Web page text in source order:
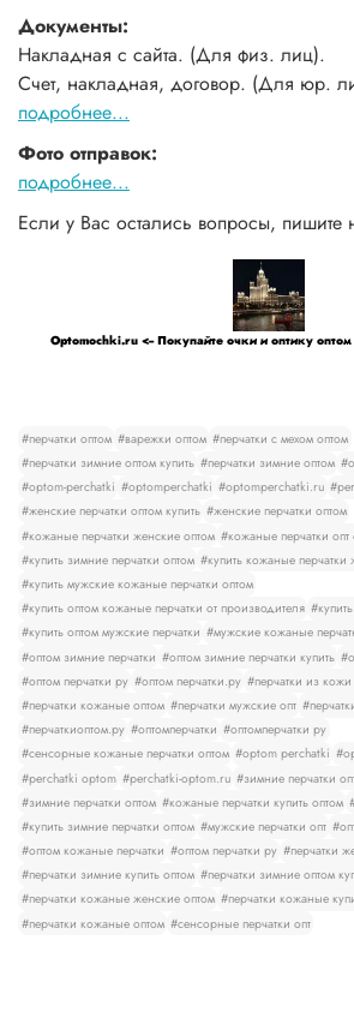
Документы:
Накладная с сайта. (Для физ. лиц).
Счет, накладная, договор. (Для юр.
подробнее...
Фото отправок:
подробнее...
Если у Вас остались вопросы, пишите
Optomochki.ru <-- Покупайте очки и оптику
#перчатки оптом #варежки оптом #перчатки с мехом оптом
#перчатки зимние оптом купить #перчатки зимние оптом
#optom-perchatki #optomperchatki #optomperchatki.ru
#женские перчатки оптом купить #женские перчатки оптом
#кожаные перчатки женские оптом #кожаные перчатки опт
#купить зимние перчатки оптом #купить кожаные перчатки
#купить мужские кожаные перчатки оптом
#купить оптом кожаные перчатки от производителя
#купить оптом мужские перчатки #мужские кожаные
#оптом зимние перчатки #оптом зимние перчатки купить
#оптом перчатки ру #оптом перчатки.ру #перчатки из кожи
#перчатки кожаные оптом #перчатки мужские опт
#перчаткиоптом.ру #оптомперчатки #оптомперчатки ру
#сенсорные кожаные перчатки оптом #optom perchatki
#perchatki optom #perchatki-optom.ru #зимние перчатки
#зимние перчатки оптом #кожаные перчатки купить оптом
#купить зимние перчатки оптом #мужские перчатки опт
#оптом кожаные перчатки #оптом перчатки ру #перчатки
#перчатки зимние купить оптом #перчатки зимние оптом
#перчатки кожаные женские оптом #перчатки кожаные
#перчатки кожаные оптом #сенсорные перчатки опт